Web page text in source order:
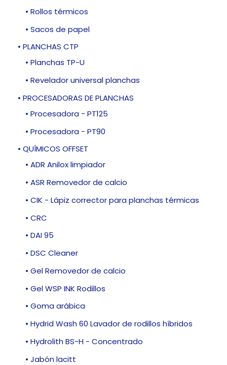
• Rollos térmicos
• Sacos de papel
• PLANCHAS CTP
• Planchas TP-U
• Revelador universal planchas
• PROCESADORAS DE PLANCHAS
• Procesadora - PT125
• Procesadora - PT90
• QUÍMICOS OFFSET
• ADR Anilox limpiador
• ASR Removedor de calcio
• CIK - Lápiz corrector para planchas térmicas
• CRC
• DAI 95
• DSC Cleaner
• Gel Removedor de calcio
• Gel WSP INK Rodillos
• Goma arábica
• Hydrid Wash 60 Lavador de rodillos híbridos
• Hydrolith BS-H - Concentrado
• Jabón lacitt